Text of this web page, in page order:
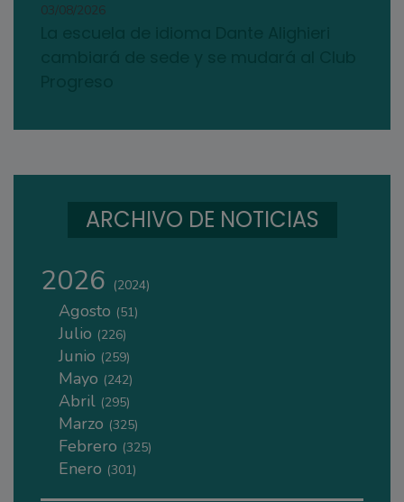
03/08/2026
ARCHIVO DE NOTICIAS
2026 (2024)
Agosto (51)
Julio (226)
Junio (259)
Mayo (242)
Abril (295)
Marzo (325)
Febrero (325)
Enero (301)